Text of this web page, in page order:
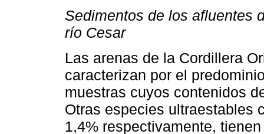
Sedimentos de los afluentes
río Cesar
Las arenas de la Cordillera
caracterizan por el
muestras cuyos contenidos
Otras especies ultraestables
1,4% respectivamente,